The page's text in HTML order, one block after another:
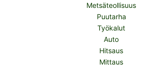
Metsäteollisuus
Puutarha
Työkalut
Auto
Hitsaus
Mittaus